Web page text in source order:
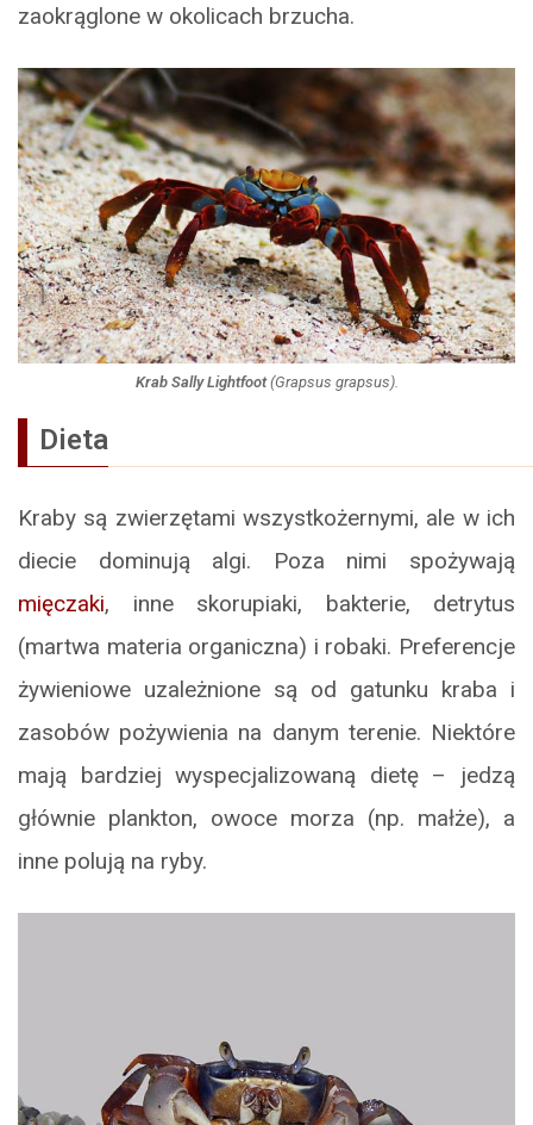
zaokrąglone w okolicach brzucha.
Krab Sally Lightfoot(Grapsus grapsus).
Dieta
Kraby są zwierzętami wszystkożernymi, ale w ich
diecie dominują algi. Poza nimi spożywają
mięczaki, inne skorupiaki, bakterie, detrytus
(martwa materia organiczna) i robaki. Preferencje
żywieniowe uzależnione są od gatunku kraba i
zasobów pożywienia na danym terenie. Niektóre
mają bardziej wyspecjalizowaną dietę – jedzą
głównie plankton, owoce morza (np. małże), a
inne polują na ryby.